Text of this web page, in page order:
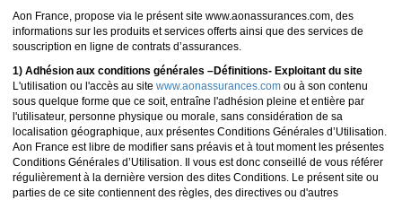
Aon France, propose via le présent site www.aonassurances.com, des
informations sur les produits et services offerts ainsi que des services de
souscription en ligne de contrats d’assurances.
1) Adhésion aux conditions générales –Définitions- Exploitant du site
L'utilisation ou l'accès au site www.aonassurances.com ou à son contenu
sous quelque forme que ce soit, entraîne l'adhésion pleine et entière par
l'utilisateur, personne physique ou morale, sans considération de sa
localisation géographique, aux présentes Conditions Générales d’Utilisation.
Aon France est libre de modifier sans préavis et à tout moment les présentes
Conditions Générales d’Utilisation. Il vous est donc conseillé de vous référer
régulièrement à la dernière version des dites Conditions. Le présent site ou
parties de ce site contiennent des règles, des directives ou d'autres